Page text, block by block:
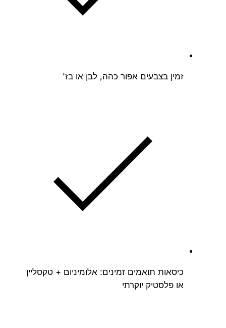
זמין בצבעים אפור כהה, לבן או בז'
כיסאות תואמים זמינים: אלומיניום + טקסליין
או פלסטיק יוקרתי